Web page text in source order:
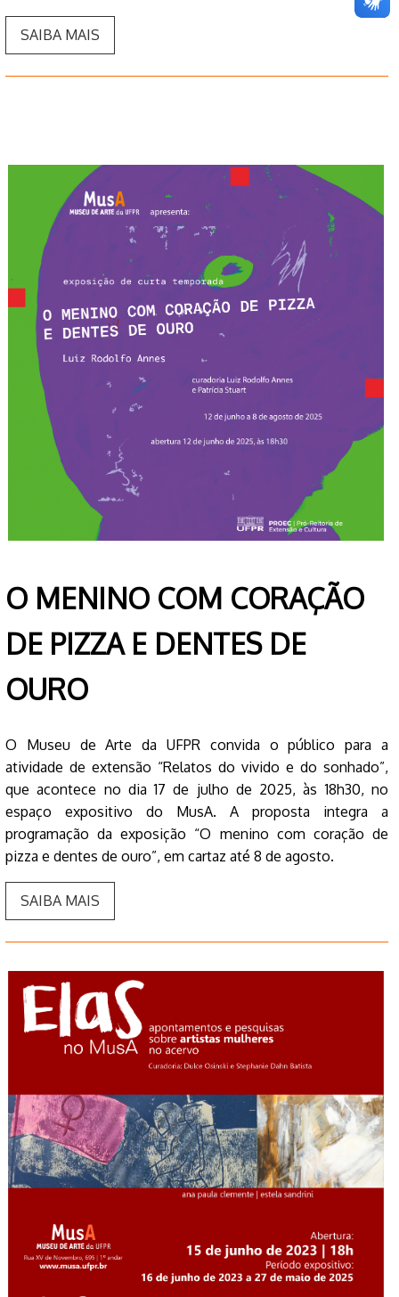
SAIBA MAIS
O MENINO COM CORAÇÃO
DE PIZZA E DENTES DE
OURO
O Museu de Arte da UFPR convida o público para a
atividade de extensão “Relatos do vivido e do sonhado”,
que acontece no dia 17 de julho de 2025, às 18h30, no
espaço expositivo do MusA. A proposta integra a
programação da exposição “O menino com coração de
pizza e dentes de ouro”, em cartaz até 8 de agosto.
SAIBA MAIS